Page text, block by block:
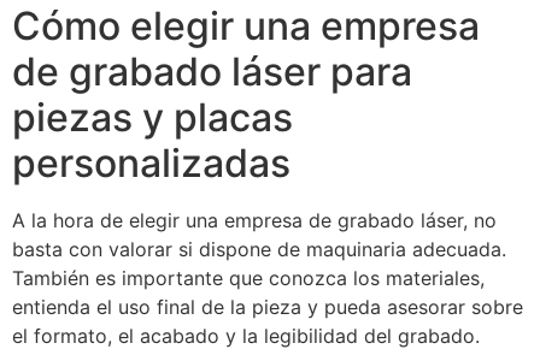
Cómo elegir una empresa
de grabado láser para
piezas y placas
personalizadas
A la hora de elegir una empresa de grabado láser, no
basta con valorar si dispone de maquinaria adecuada.
También es importante que conozca los materiales,
entienda el uso final de la pieza y pueda asesorar sobre
el formato, el acabado y la legibilidad del grabado.